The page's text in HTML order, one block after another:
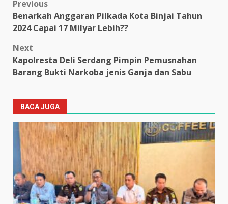
Post
navigation
Previous
Benarkah Anggaran Pilkada Kota Binjai Tahun
2024 Capai 17 Milyar Lebih??
Next
Kapolresta Deli Serdang Pimpin Pemusnahan
Barang Bukti Narkoba jenis Ganja dan Sabu
BACA JUGA